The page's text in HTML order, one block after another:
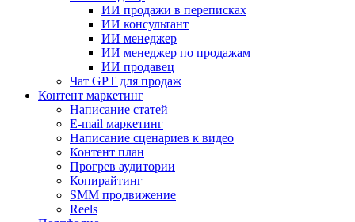
ИИ продажи в переписках
ИИ консультант
ИИ менеджер
ИИ менеджер по продажам
ИИ продавец
Чат GPT для продаж
Контент маркетинг
Написание статей
E-mail маркетинг
Написание сценариев к видео
Контент план
Прогрев аудитории
Копирайтинг
SMM продвижение
Reels